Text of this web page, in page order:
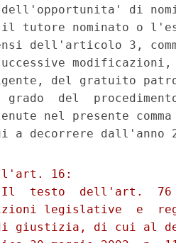
dell'opportunita' di
il tutore nominato o
dell'articolo 3,
del gratuito
del
nel presente
16:
testo  dell'art.
legislative  e
giustizia, di cui al